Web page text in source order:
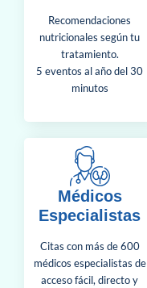
Recomendaciones
nutricionales según tu
tratamiento.
5 eventos al año del 30
minutos
Médicos
Especialistas
Citas con más de 600
médicos especialistas de
acceso fácil, directo y